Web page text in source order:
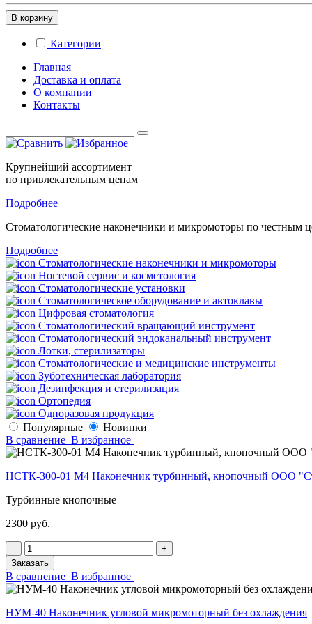
В корзину
Категории
Главная
Доставка и оплата
О компании
Контакты
Крупнейший ассортимент
по привлекательным ценам
Подробнее
Стоматологические наконечники и микромоторы по честным
Подробнее
Стоматологические наконечники и микромоторы
Ногтевой сервис и косметология
Стоматологические установки
Стоматологическое оборудование и автоклавы
Цифровая стоматология
Стоматологический вращающий инструмент
Стоматологический эндоканальный инструмент
Лотки, стерилизаторы
Стоматологические и медицинские инструменты
Зуботехническая лаборатория
Дезинфекция и стерилизация
Ортопедия
Одноразовая продукция
Популярные
Новинки
В сравнение В избранное
НСТК-300-01 М4 Наконечник турбинный, кнопочный ООО
Турбинные кнопочные
2300 руб.
‒
+
Заказать
В сравнение В избранное
НУМ-40 Наконечник угловой микромоторный без охлаждения